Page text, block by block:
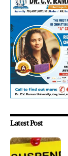
Latest Post